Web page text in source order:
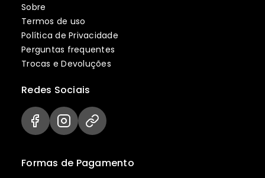
Sobre
Termos de uso
Política de Privacidade
Perguntas frequentes
Trocas e Devoluções
Formas de Pagamento
Redes Sociais